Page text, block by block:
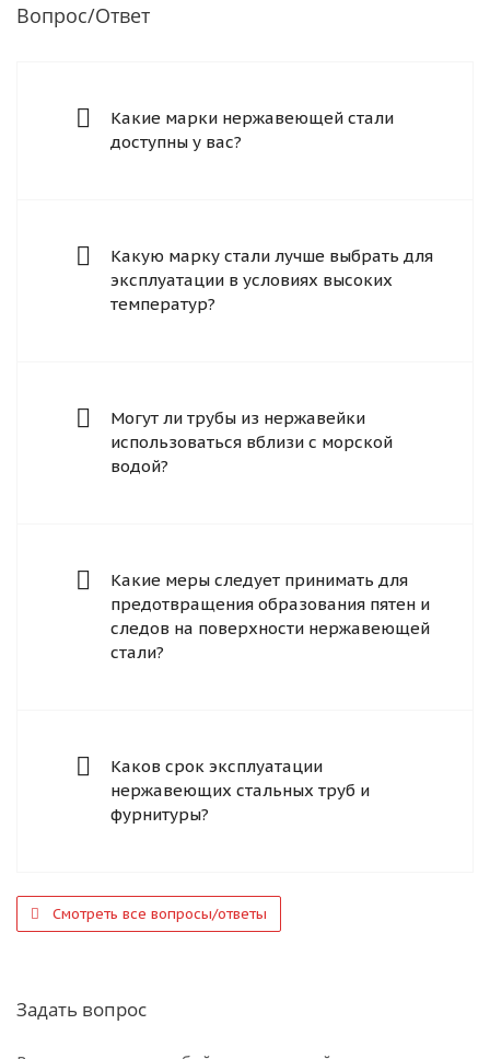
Вопрос/Ответ
Какие марки нержавеющей стали
доступны у вас?
Какую марку стали лучше выбрать для
эксплуатации в условиях высоких
температур?
Могут ли трубы из нержавейки
использоваться вблизи с морской
водой?
Какие меры следует принимать для
предотвращения образования пятен и
следов на поверхности нержавеющей
стали?
Каков срок эксплуатации
нержавеющих стальных труб и
фурнитуры?
Смотреть все вопросы/ответы
Задать вопрос